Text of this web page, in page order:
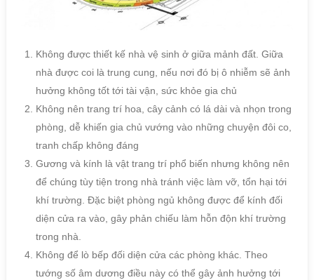
Không được thiết kế nhà vệ sinh ở giữa mảnh đất. Giữa
nhà được coi là trung cung, nếu nơi đó bị ô nhiễm sẽ ảnh
hưởng không tốt tới tài vận, sức khỏe gia chủ
Không nên trang trí hoa, cây cảnh có lá dài và nhọn trong
phòng, dễ khiến gia chủ vướng vào những chuyện đôi co,
tranh chấp không đáng
Gương và kính là vật trang trí phổ biến nhưng không nên
để chúng tùy tiện trong nhà tránh việc làm vỡ, tổn hại tới
khí trường. Đặc biệt phòng ngủ không được để kính đối
diện cửa ra vào, gây phản chiếu làm hỗn độn khí trường
trong nhà.
Không để lò bếp đối diện cửa các phòng khác. Theo
tướng số âm dương điều này có thể gây ảnh hưởng tới